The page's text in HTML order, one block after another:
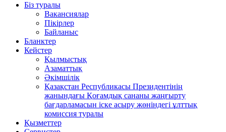
Біз туралы
Вакансиялар
Пікірлер
Байланыс
Бланктер
Кейстер
Қылмыстық
Азаматтық
Әкімшілік
Қазақстан Республикасы Президентінің
жанындағы Қоғамдық сананы жаңғырту
бағдарламасын іске асыру жөніндегі ұлттық
комиссия туралы
Қызметтер